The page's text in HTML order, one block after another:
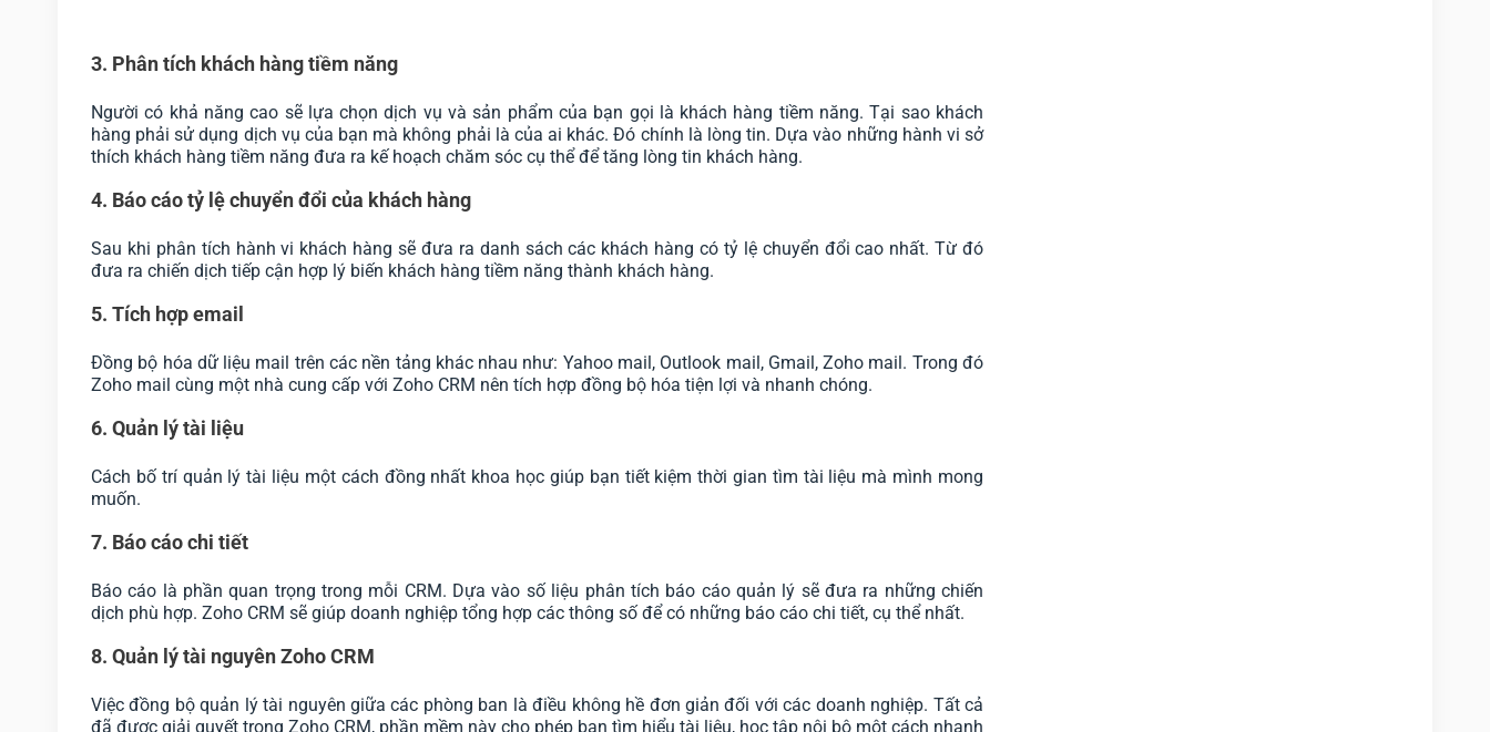
3. Phân tích khách hàng tiềm năng
Người có khả năng cao sẽ lựa chọn dịch vụ và sản phẩm của bạn gọi là khách hàng tiềm năng. Tại sao khách
hàng phải sử dụng dịch vụ của bạn mà không phải là của ai khác. Đó chính là lòng tin. Dựa vào những hành vi sở
thích khách hàng tiềm năng đưa ra kế hoạch chăm sóc cụ thể để tăng lòng tin khách hàng.
4. Báo cáo tỷ lệ chuyển đổi của khách hàng
Sau khi phân tích hành vi khách hàng sẽ đưa ra danh sách các khách hàng có tỷ lệ chuyển đổi cao nhất. Từ đó
đưa ra chiến dịch tiếp cận hợp lý biến khách hàng tiềm năng thành khách hàng.
5. Tích hợp email
Đồng bộ hóa dữ liệu mail trên các nền tảng khác nhau như: Yahoo mail, Outlook mail, Gmail, Zoho mail. Trong đó
Zoho mail cùng một nhà cung cấp với Zoho CRM nên tích hợp đồng bộ hóa tiện lợi và nhanh chóng.
6. Quản lý tài liệu
Cách bố trí quản lý tài liệu một cách đồng nhất khoa học giúp bạn tiết kiệm thời gian tìm tài liệu mà mình mong
muốn.
7. Báo cáo chi tiết
Báo cáo là phần quan trọng trong mỗi CRM. Dựa vào số liệu phân tích báo cáo quản lý sẽ đưa ra những chiến
dịch phù hợp. Zoho CRM sẽ giúp doanh nghiệp tổng hợp các thông số để có những báo cáo chi tiết, cụ thể nhất.
8. Quản lý tài nguyên Zoho CRM
Việc đồng bộ quản lý tài nguyên giữa các phòng ban là điều không hề đơn giản đối với các doanh nghiệp. Tất cả
đã được giải quyết trong Zoho CRM, phần mềm này cho phép bạn tìm hiểu tài liệu, học tập nội bộ một cách nhanh